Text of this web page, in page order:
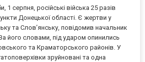
1 серпня, російські війська 25 разів
Донецької області. Є жертви у
та Слов’янську, повідомив начальник
його словами, під ударом опинились
та Краматорського районів. У
зруйновані та одна